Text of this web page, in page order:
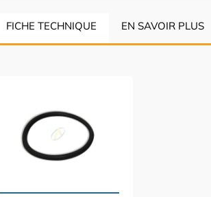
FICHE TECHNIQUE EN SAVOIR PLUS